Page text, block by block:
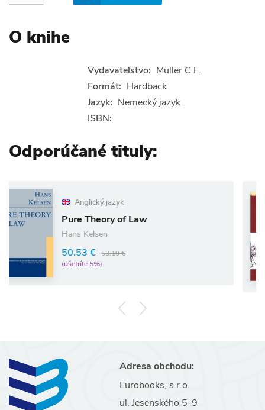
O knihe
Vydavateľstvo: Müller C.F.
Formát: Hardback
Jazyk: Nemecký jazyk
ISBN:
Odporúčané tituly:
Anglický jazyk
Pure Theory of Law
Hans Kelsen
53.19 €
(ušetríte 5%)
Adresa obchodu:
Eurobooks, s.r.o.
ul. Jesenského 5-9